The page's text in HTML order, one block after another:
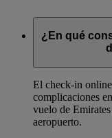
¿En qué
El check-in
complicaciones
vuelo de
aeropuerto.